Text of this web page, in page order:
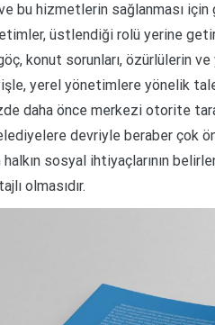
bu hizmetlerin sağlanması için
üstlendiği rolü yerine
konut sorunları, özürlülerin ve
yerel yönetimlere yönelik
daha önce merkezi otorite
devriyle beraber çok
sosyal ihtiyaçlarının
olmasıdır.